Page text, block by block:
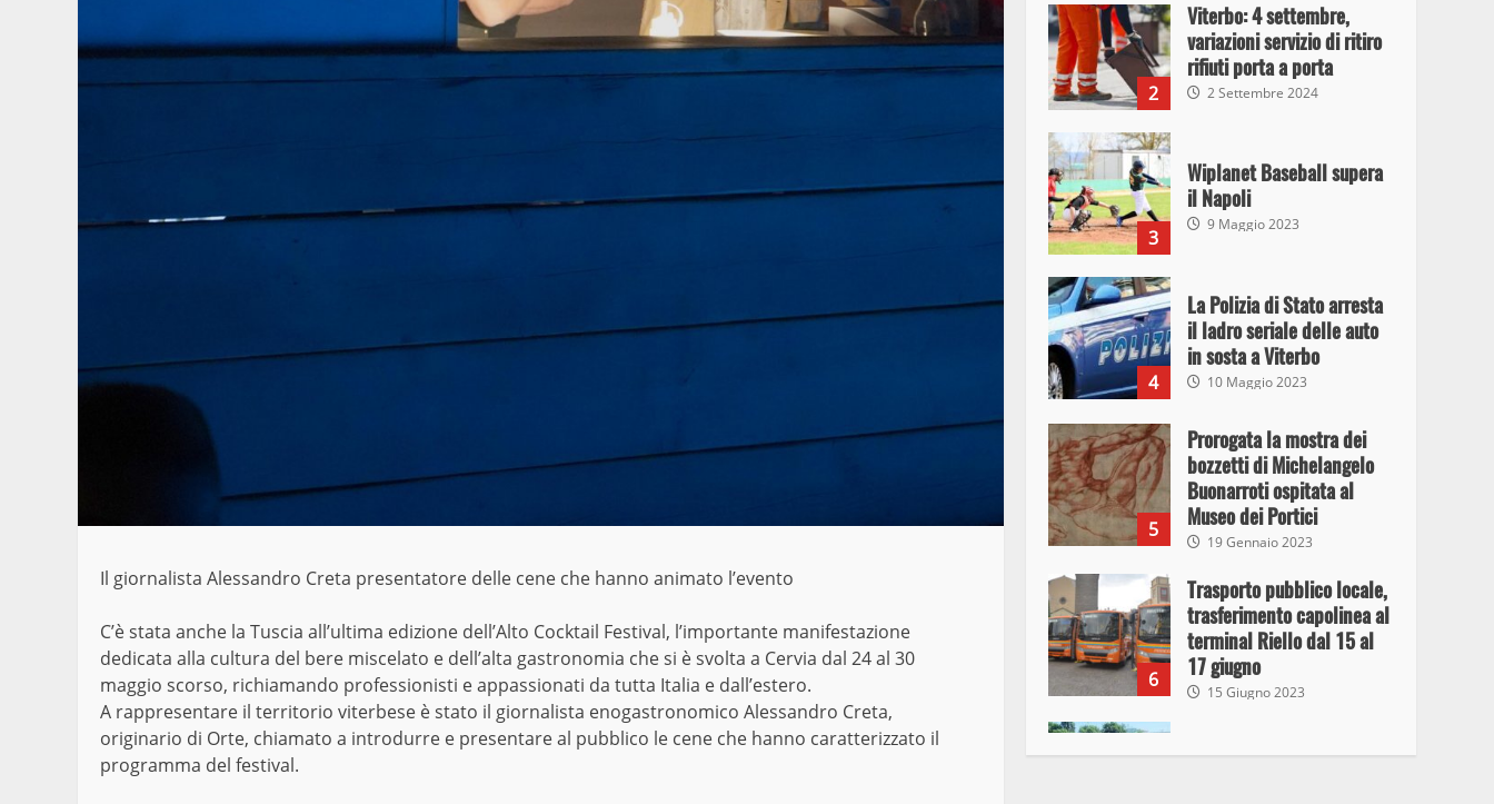
Il giornalista Alessandro Creta presentatore delle cene che hanno animato l’evento
C’è stata anche la Tuscia all’ultima edizione dell’Alto Cocktail Festival, l’importante manifestazione
dedicata alla cultura del bere miscelato e dell’alta gastronomia che si è svolta a Cervia dal 24 al 30
maggio scorso, richiamando professionisti e appassionati da tutta Italia e dall’estero.
A rappresentare il territorio viterbese è stato il giornalista enogastronomico Alessandro Creta,
originario di Orte, chiamato a introdurre e presentare al pubblico le cene che hanno caratterizzato il
programma del festival.
2
Viterbo: 4 settembre,
variazioni servizio di ritiro
rifiuti porta a porta
2 Settembre 2024
3
Wiplanet Baseball supera
il Napoli
9 Maggio 2023
4
La Polizia di Stato arresta
il ladro seriale delle auto
in sosta a Viterbo
10 Maggio 2023
5
Prorogata la mostra dei
bozzetti di Michelangelo
Buonarroti ospitata al
Museo dei Portici
19 Gennaio 2023
6
Trasporto pubblico locale,
trasferimento capolinea al
terminal Riello dal 15 al
17 giugno
15 Giugno 2023
Giochi Sportivi